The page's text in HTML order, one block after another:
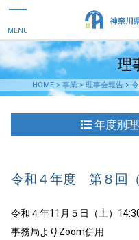
理
HOME> 事業> 理事会報告>
令和４年度 第８回
令和４年11月５日（土）
事務局よりZoom併用
年度別